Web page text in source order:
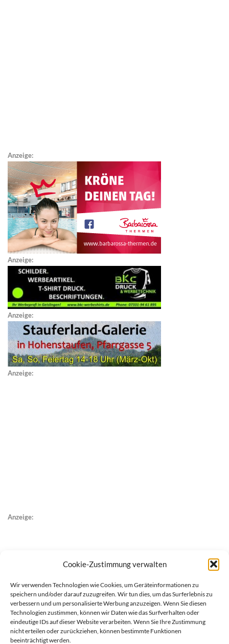
Cookie-Zustimmung verwalten
Wir verwenden Technologien wie Cookies, um Geräteinformationen zu
speichern und/oder darauf zuzugreifen. Wir tun dies, um das Surferlebnis zu
verbessern und um personalisierte Werbung anzuzeigen. Wenn Sie diesen
Technologien zustimmen, können wir Daten wie das Surfverhalten oder
eindeutige IDs auf dieser Website verarbeiten. Wenn Sie Ihre Zustimmung
nicht erteilen oder zurückziehen, können bestimmte Funktionen
beeinträchtigt werden.
Anzeige:
Anzeige:
Anzeige:
Anzeige:
Anzeige: